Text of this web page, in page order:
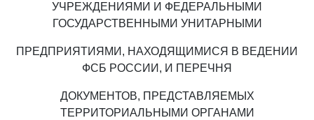
УЧРЕЖДЕНИЯМИ И ФЕДЕРАЛЬНЫМИ
ГОСУДАРСТВЕННЫМИ УНИТАРНЫМИ
ПРЕДПРИЯТИЯМИ, НАХОДЯЩИМИСЯ В ВЕДЕНИИ
ФСБ РОССИИ, И ПЕРЕЧНЯ
ДОКУМЕНТОВ, ПРЕДСТАВЛЯЕМЫХ
ТЕРРИТОРИАЛЬНЫМИ ОРГАНАМИ